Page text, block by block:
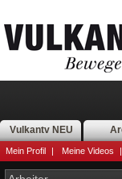
Vulkantv NEU
Mein Profil | Meine Videos |